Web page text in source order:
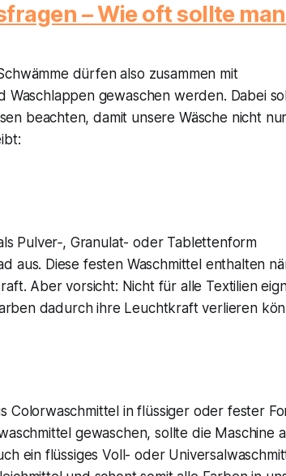
– Wie oft sollte
dürfen also zusammen mit
Waschlappen gewaschen werden. Dabei
beachten, damit unsere Wäsche nicht nur
Pulver‑, Granulat- oder Tablettenform
aus. Diese festen Waschmittel enthalten
Aber vorsicht: Nicht für alle Textilien
dadurch ihre Leuchtkraft verlieren
Colorwaschmittel in flüssiger oder fester
gewaschen, sollte die Maschine
ein flüssiges Voll- oder